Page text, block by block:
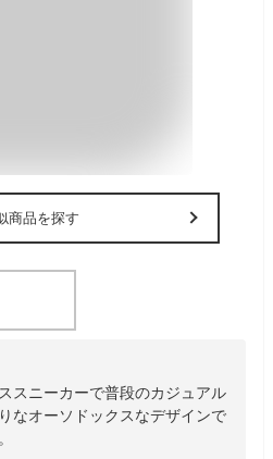
商品を探す
スニーカーで普段のカジュアル
なオーソドックスなデザインで